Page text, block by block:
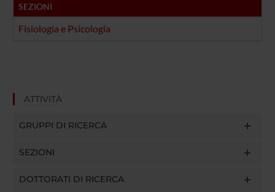
SEZIONI
Fisiologia e Psicologia
ATTIVITÀ
GRUPPI DI RICERCA
SEZIONI
DOTTORATI DI RICERCA